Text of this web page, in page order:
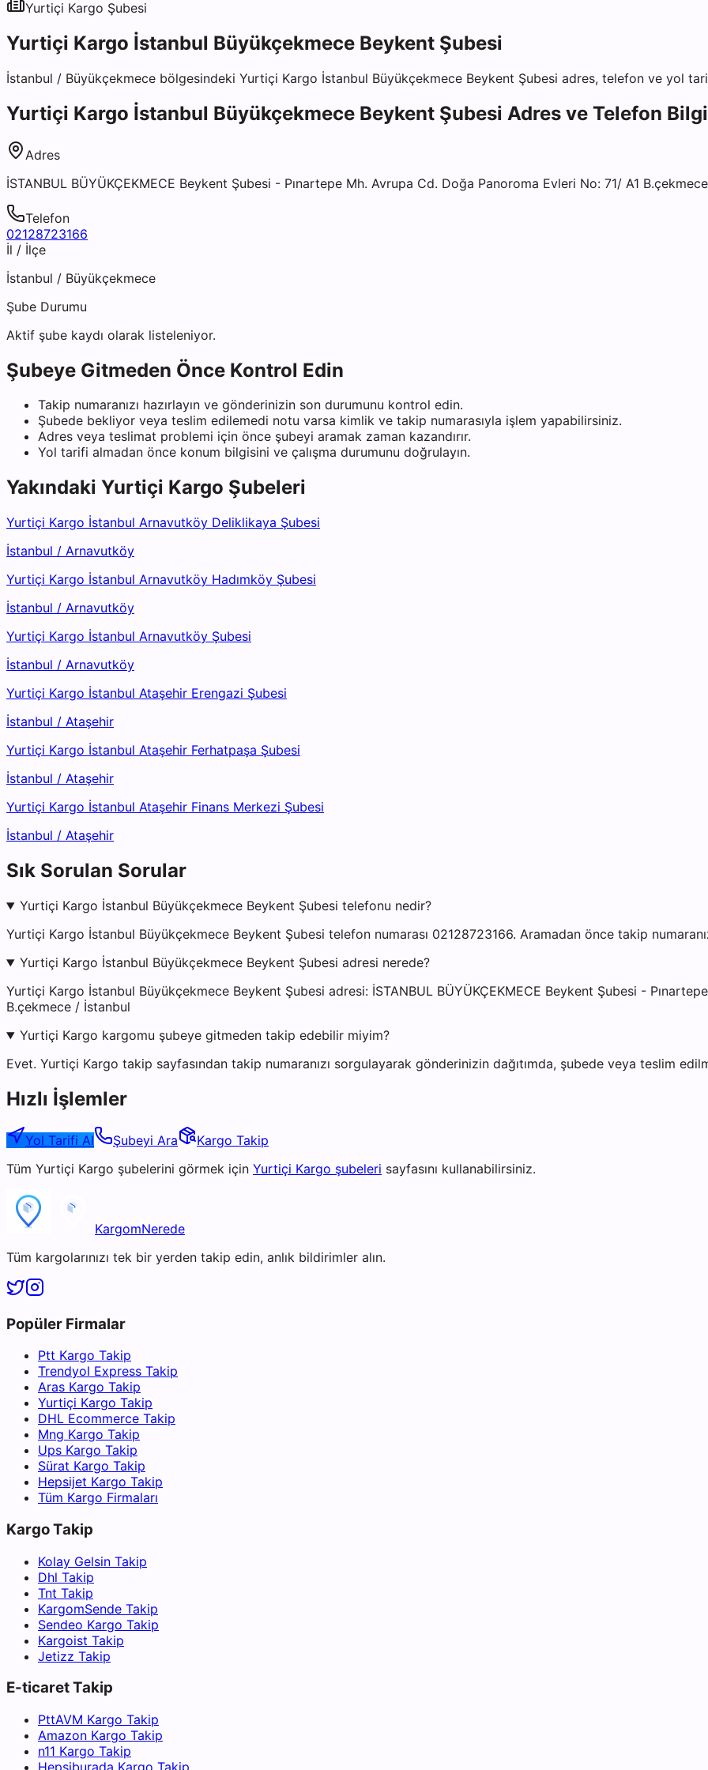
Yurtiçi Kargo Şubesi
Yurtiçi Kargo İstanbul Büyükçekmece Beykent Şubesi
İstanbul / Büyükçekmece bölgesindeki Yurtiçi Kargo İstanbul Büyükçekmece Beykent Şubesi adres, telefon ve yol
Yurtiçi Kargo İstanbul Büyükçekmece Beykent Şubesi Adres ve Telefon
Adres
İSTANBUL BÜYÜKÇEKMECE Beykent Şubesi - Pınartepe Mh. Avrupa Cd. Doğa Panoroma Evleri No: 71/ A1
Telefon
02128723166
İl / İlçe
İstanbul / Büyükçekmece
Şube Durumu
Aktif şube kaydı olarak listeleniyor.
Şubeye Gitmeden Önce Kontrol Edin
Takip numaranızı hazırlayın ve gönderinizin son durumunu kontrol edin.
Şubede bekliyor veya teslim edilemedi notu varsa kimlik ve takip numarasıyla işlem yapabilirsiniz.
Adres veya teslimat problemi için önce şubeyi aramak zaman kazandırır.
Yol tarifi almadan önce konum bilgisini ve çalışma durumunu doğrulayın.
Yakındaki Yurtiçi Kargo Şubeleri
Yurtiçi Kargo İstanbul Arnavutköy Deliklikaya Şubesi
İstanbul / Arnavutköy
Yurtiçi Kargo İstanbul Arnavutköy Hadımköy Şubesi
İstanbul / Arnavutköy
Yurtiçi Kargo İstanbul Arnavutköy Şubesi
İstanbul / Arnavutköy
Yurtiçi Kargo İstanbul Ataşehir Erengazi Şubesi
İstanbul / Ataşehir
Yurtiçi Kargo İstanbul Ataşehir Ferhatpaşa Şubesi
İstanbul / Ataşehir
Yurtiçi Kargo İstanbul Ataşehir Finans Merkezi Şubesi
İstanbul / Ataşehir
Sık Sorulan Sorular
Yurtiçi Kargo İstanbul Büyükçekmece Beykent Şubesi telefonu nedir?
Yurtiçi Kargo İstanbul Büyükçekmece Beykent Şubesi telefon numarası 02128723166. Aramadan önce takip
Yurtiçi Kargo İstanbul Büyükçekmece Beykent Şubesi adresi nerede?
Yurtiçi Kargo İstanbul Büyükçekmece Beykent Şubesi adresi: İSTANBUL BÜYÜKÇEKMECE Beykent Şubesi -
B.çekmece / İstanbul
Yurtiçi Kargo kargomu şubeye gitmeden takip edebilir miyim?
Evet. Yurtiçi Kargo takip sayfasından takip numaranızı sorgulayarak gönderinizin dağıtımda, şubede veya teslim
Hızlı İşlemler
Yol Tarifi Al Şubeyi Ara
Kargo Takip
Tüm Yurtiçi Kargo şubelerini görmek için Yurtiçi Kargo şubeleri sayfasını kullanabilirsiniz.
KargomNerede
Tüm kargolarınızı tek bir yerden takip edin, anlık bildirimler alın.
Popüler Firmalar
Ptt Kargo Takip
Trendyol Express Takip
Aras Kargo Takip
Yurtiçi Kargo Takip
DHL Ecommerce Takip
Mng Kargo Takip
Ups Kargo Takip
Sürat Kargo Takip
Hepsijet Kargo Takip
Tüm Kargo Firmaları
Kargo Takip
Kolay Gelsin Takip
Dhl Takip
Tnt Takip
KargomSende Takip
Sendeo Kargo Takip
Kargoist Takip
Jetizz Takip
E-ticaret Takip
PttAVM Kargo Takip
Amazon Kargo Takip
n11 Kargo Takip